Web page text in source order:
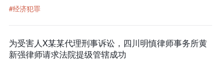
#经济犯罪
为受害人X某某代理刑事诉讼，四川明慎律师事务所黄
新强律师请求法院提级管辖成功